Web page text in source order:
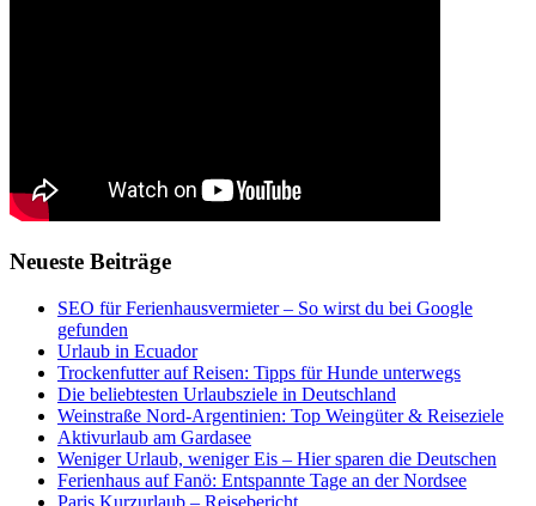
Neueste Beiträge
SEO für Ferienhausvermieter – So wirst du bei Google
gefunden
Urlaub in Ecuador
Trockenfutter auf Reisen: Tipps für Hunde unterwegs
Die beliebtesten Urlaubsziele in Deutschland
Weinstraße Nord-Argentinien: Top Weingüter & Reiseziele
Aktivurlaub am Gardasee
Weniger Urlaub, weniger Eis – Hier sparen die Deutschen
Ferienhaus auf Fanö: Entspannte Tage an der Nordsee
Paris Kurzurlaub – Reisebericht